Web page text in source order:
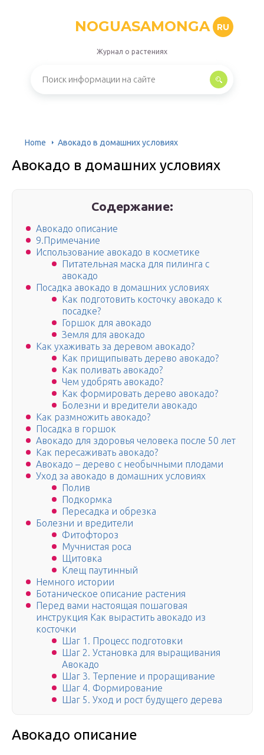
NOGUASAMONGA RU
Журнал о растениях
Home Авокадо в домашних условиях
Авокадо в домашних условиях
Содержание:
Авокадо описание
9.Примечание
Использование авокадо в косметике
Питательная маска для пилинга с
авокадо
Посадка авокадо в домашних условиях
Как подготовить косточку авокадо к
посадке?
Горшок для авокадо
Земля для авокадо
Как ухаживать за деревом авокадо?
Как прищипывать дерево авокадо?
Как поливать авокадо?
Чем удобрять авокадо?
Как формировать дерево авокадо?
Болезни и вредители авокадо
Как размножить авокадо?
Посадка в горшок
Авокадо для здоровья человека после 50 лет
Как пересаживать авокадо?
Авокадо – дерево с необычными плодами
Уход за авокадо в домашних условиях
Полив
Подкормка
Пересадка и обрезка
Болезни и вредители
Фитофтороз
Мучнистая роса
Щитовка
Клещ паутинный
Немного истории
Ботаническое описание растения
Перед вами настоящая пошаговая
инструкция Как вырастить авокадо из
косточки
Шаг 1. Процесс подготовки
Шаг 2. Установка для выращивания
Авокадо
Шаг 3. Терпение и проращивание
Шаг 4. Формирование
Шаг 5. Уход и рост будущего дерева
Авокадо описание